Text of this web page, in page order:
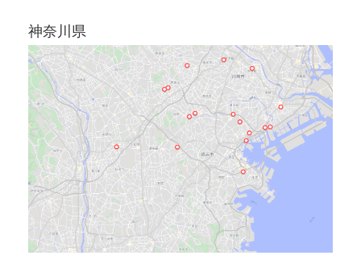
目黒区東が丘1丁目
方南町コーポビアネーズ
カーサ大森
日商岩井大岡山第一マンション
世田谷区上北沢1丁目
目黒区東が丘1丁目 C区画
目黒区東が丘1丁目 B区画
目黒区東が丘1丁目 A区画
神奈川県